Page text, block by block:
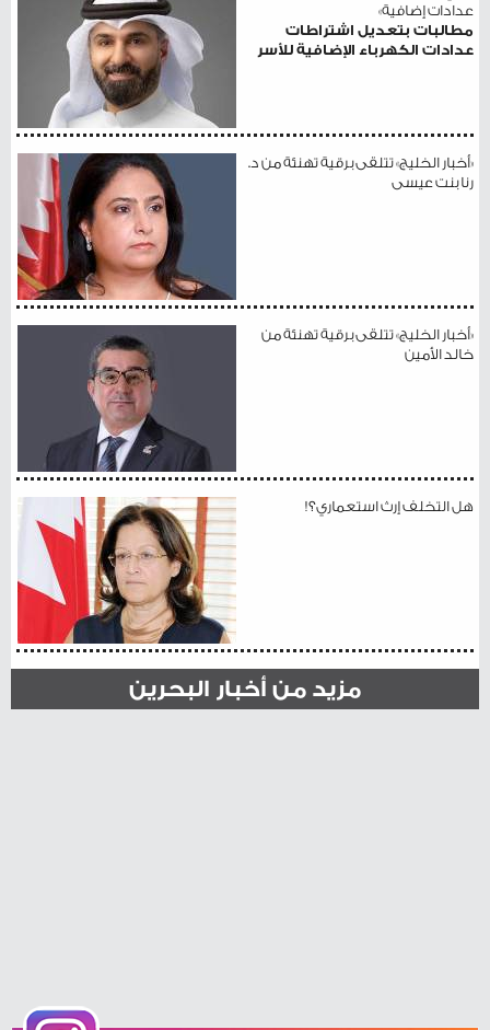
عدادات إضافية»
مطالبات بتعديل اشتراطات
عدادات الكهرباء الإضافية للأسر
«أخبار الخليج» تتلقى برقية تهنئة من د.
رنا بنت عيسى
«أخبار الخليج» تتلقى برقية تهنئة من
خالد الأمين
هل التخلف إرث استعماري؟!
مزيد من أخبار البحرين